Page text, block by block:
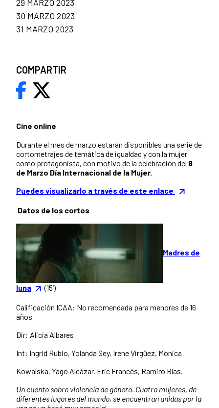
Cine online
Durante el mes de marzo estarán disponibles una serie de
cortometrajes de temática de igualdad y con la mujer
como protagonista, con motivo de la celebración del 8
de Marzo Día Internacional de la Mujer.
Puedes visualizarlo a través de este enlace
Datos de los cortos
Madres de
luna (15’)
Calificación ICAA: No recomendada para menores de 16
años
Dir: Alicia Albares
Int: Ingrid Rubio, Yolanda Sey, Irene Virgüez, Mónica
Kowalska, Yago Alcázar, Eric Francés, Ramiro Blas.
Un cuento sobre violencia de género. Cuatro mujeres, de
diferentes lugares del mundo, se encuentran unidas por la
29 MARZO 2023
30 MARZO 2023
31 MARZO 2023
COMPARTIR